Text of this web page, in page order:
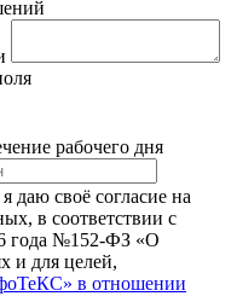
рабочего дня
даю своё согласие на
в соответствии с
года №152-ФЗ «О
и для целей,
в отношении